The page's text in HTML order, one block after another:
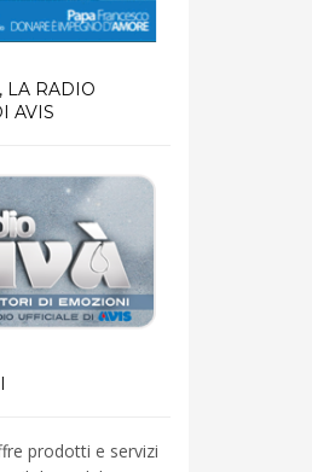
LA RADIO
AVIS
prodotti e servizi